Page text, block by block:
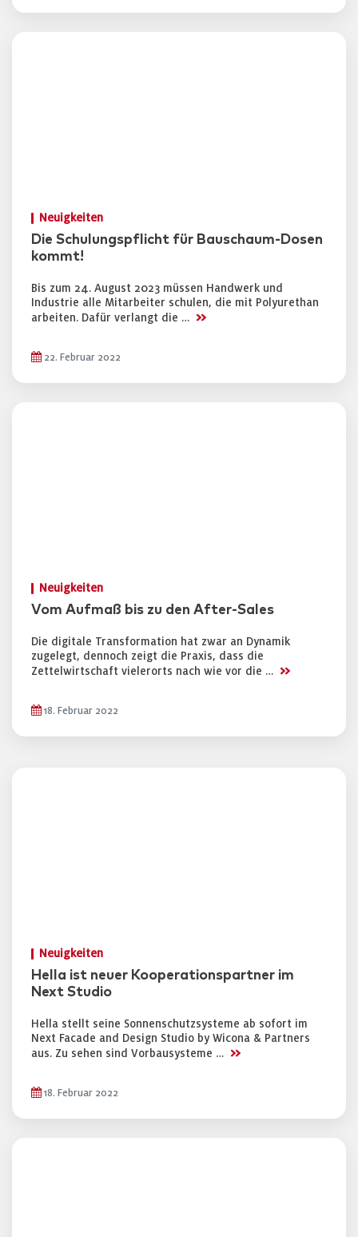
Neuigkeiten
Die Schulungspflicht für Bauschaum-Dosen
kommt!
Bis zum 24. August 2023 müssen Handwerk und
Industrie alle Mitarbeiter schulen, die mit Polyurethan
arbeiten. Dafür verlangt die … >>
22. Februar 2022
Neuigkeiten
Vom Aufmaß bis zu den After-Sales
Die digitale Transformation hat zwar an Dynamik
zugelegt, dennoch zeigt die Praxis, dass die
Zettelwirtschaft vielerorts nach wie vor die … >>
18. Februar 2022
Neuigkeiten
Hella ist neuer Kooperationspartner im
Next Studio
Hella stellt seine Sonnenschutzsysteme ab sofort im
Next Facade and Design Studio by Wicona & Partners
aus. Zu sehen sind Vorbausysteme … >>
18. Februar 2022